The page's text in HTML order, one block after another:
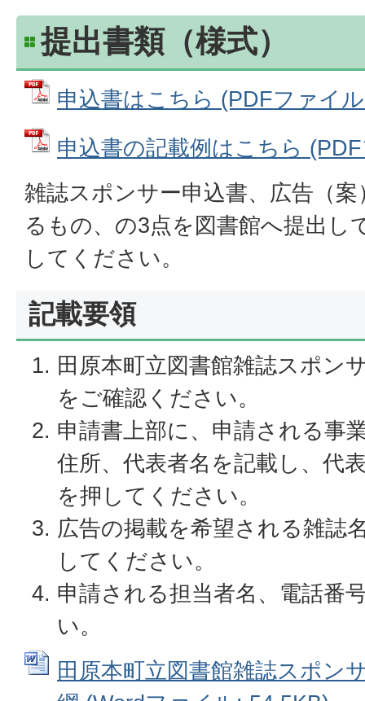
提出書類（様式）
申込書はこちら (PDFファイ
申込書の記載例はこちら
雑誌スポンサー申込書、広告（
るもの、の3点を図書館へ提出し
してください。
記載要領
田原本町立図書館雑誌スポン
をご確認ください。
申請書上部に、申請される事
住所、代表者名を記載し、代
を押してください。
広告の掲載を希望される雑誌
してください。
申請される担当者名、電話番
い。
田原本町立図書館雑誌スポン